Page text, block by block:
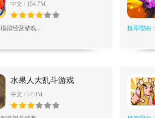
中文 / 154.7M
模拟经营游戏... 推荐理由：
水果人大乱斗游戏
中文 / 37.8M